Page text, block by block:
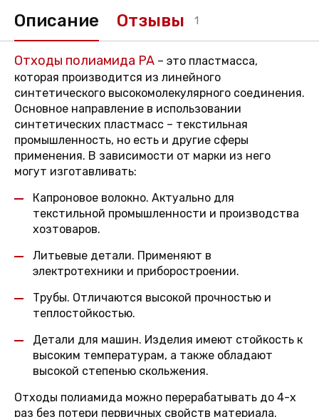
Описание Отзывы 1
Отходы полиамида PA – это пластмасса,
которая производится из линейного
синтетического высокомолекулярного соединения.
Основное направление в использовании
синтетических пластмасс – текстильная
промышленность, но есть и другие сферы
применения. В зависимости от марки из него
могут изготавливать:
Капроновое волокно. Актуально для
текстильной промышленности и производства
хозтоваров.
Литьевые детали. Применяют в
электротехники и приборостроении.
Трубы. Отличаются высокой прочностью и
теплостойкостью.
Детали для машин. Изделия имеют стойкость к
высоким температурам, а также обладают
высокой степенью скольжения.
Отходы полиамида можно перерабатывать до 4-х
раз без потери первичных свойств материала.